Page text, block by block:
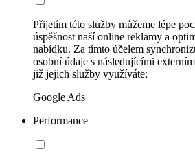
Přijetím této služby můžeme lépe
úspěšnost naší online reklamy a
nabídku. Za tímto účelem
osobní údaje s následujícími
již jejich služby využíváte:
Google Ads
Performance